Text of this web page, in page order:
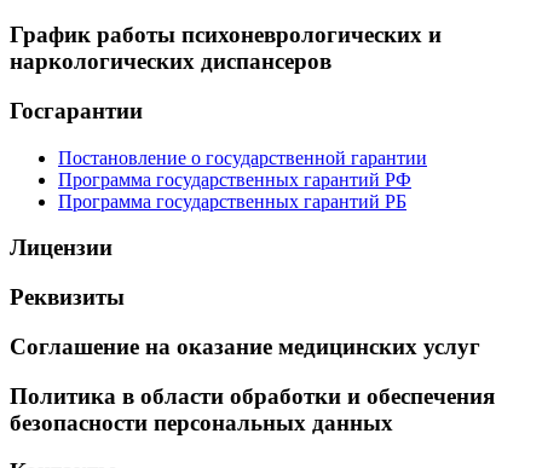
График работы психоневрологических и
наркологических диспансеров
Госгарантии
Постановление о государственной гарантии
Программа государственных гарантий РФ
Программа государственных гарантий РБ
Лицензии
Реквизиты
Соглашение на оказание медицинских услуг
Политика в области обработки и обеспечения
безопасности персональных данных